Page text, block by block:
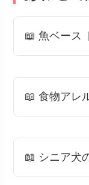
📖 魚ベース
📖 食物アレ
📖 シニア犬